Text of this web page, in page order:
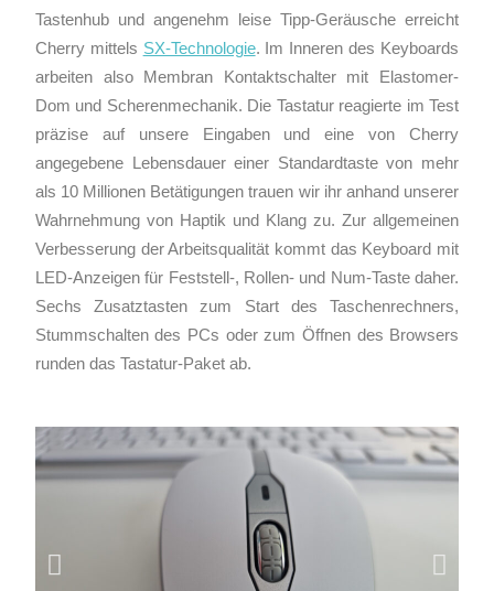
Tastenhub und angenehm leise Tipp-Geräusche erreicht
Cherry mittels SX-Technologie. Im Inneren des Keyboards
arbeiten also Membran Kontaktschalter mit Elastomer-
Dom und Scherenmechanik. Die Tastatur reagierte im Test
präzise auf unsere Eingaben und eine von Cherry
angegebene Lebensdauer einer Standardtaste von mehr
als 10 Millionen Betätigungen trauen wir ihr anhand unserer
Wahrnehmung von Haptik und Klang zu. Zur allgemeinen
Verbesserung der Arbeitsqualität kommt das Keyboard mit
LED-Anzeigen für Feststell-, Rollen- und Num-Taste daher.
Sechs Zusatztasten zum Start des Taschenrechners,
Stummschalten des PCs oder zum Öffnen des Browsers
runden das Tastatur-Paket ab.